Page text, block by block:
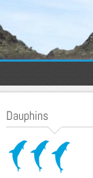
Dauphins